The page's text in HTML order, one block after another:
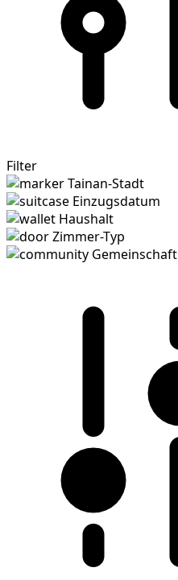
Filter
Tainan-Stadt
Einzugsdatum
Haushalt
Zimmer-Typ
Gemeinschaft